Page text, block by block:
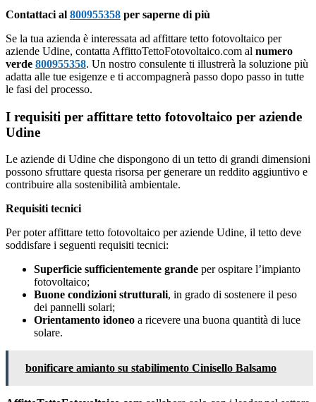
Contattaci al 800955358 per saperne di più
Se la tua azienda è interessata ad affittare tetto fotovoltaico per
aziende Udine, contatta AffittoTettoFotovoltaico.com al numero
verde 800955358. Un nostro consulente ti illustrerà la soluzione più
adatta alle tue esigenze e ti accompagnerà passo dopo passo in tutte
le fasi del processo.
I requisiti per affittare tetto fotovoltaico per aziende
Udine
Le aziende di Udine che dispongono di un tetto di grandi dimensioni
possono sfruttare questa risorsa per generare un reddito aggiuntivo e
contribuire alla sostenibilità ambientale.
Requisiti tecnici
Per poter affittare tetto fotovoltaico per aziende Udine, il tetto deve
soddisfare i seguenti requisiti tecnici:
Superficie sufficientemente grande per ospitare l’impianto
fotovoltaico;
Buone condizioni strutturali, in grado di sostenere il peso
dei pannelli solari;
Orientamento idoneo a ricevere una buona quantità di luce
solare.
bonificare amianto su stabilimento Cinisello Balsamo